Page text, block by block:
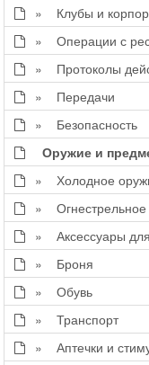
» Клубы и
» Операции с
» Протоколы
» Передачи
» Безопасность
Оружие и
» Холодное
» Огнестрельное
» Аксессуары
» Броня
» Обувь
» Транспорт
» Аптечки и